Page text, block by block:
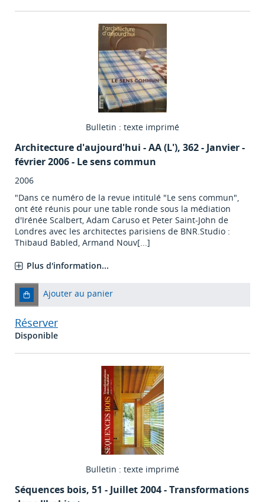
Bulletin : texte imprimé
Architecture d'aujourd'hui - AA (L'), 362 - Janvier -
février 2006 - Le sens commun
2006
"Dans ce numéro de la revue intitulé "Le sens commun",
ont été réunis pour une table ronde sous la médiation
d'Irénée Scalbert, Adam Caruso et Peter Saint-John de
Londres avec les architectes parisiens de BNR.Studio :
Thibaud Babled, Armand Nouv[...]
Plus d'information...
Ajouter au panier
Réserver
Disponible
Bulletin : texte imprimé
Séquences bois, 51 - Juillet 2004 - Transformations